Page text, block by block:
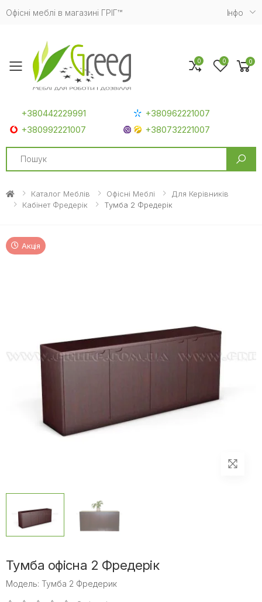
Офісні меблі в магазині ГРІГ™ Iнфо
Toggle mobile menu
+380442229991
+380962221007
+380992221007
+380732221007
Search
0 0 0
Каталог Меблів Офісні Меблі
Для Керівників
Кабінет Фредерік
Тумба 2 Фредерік
Акція
Тумба офісна 2 Фредерік
Модель: Тумба 2 Фредерик